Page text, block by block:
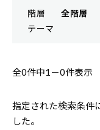
階層
全階層
テーマ
全0件中1－0件表示
指定された検索条件
した。